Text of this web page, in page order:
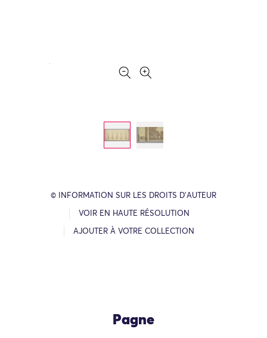
© INFORMATION SUR LES DROITS D’AUTEUR
VOIR EN HAUTE RÉSOLUTION
AJOUTER À VOTRE COLLECTION
Pagne